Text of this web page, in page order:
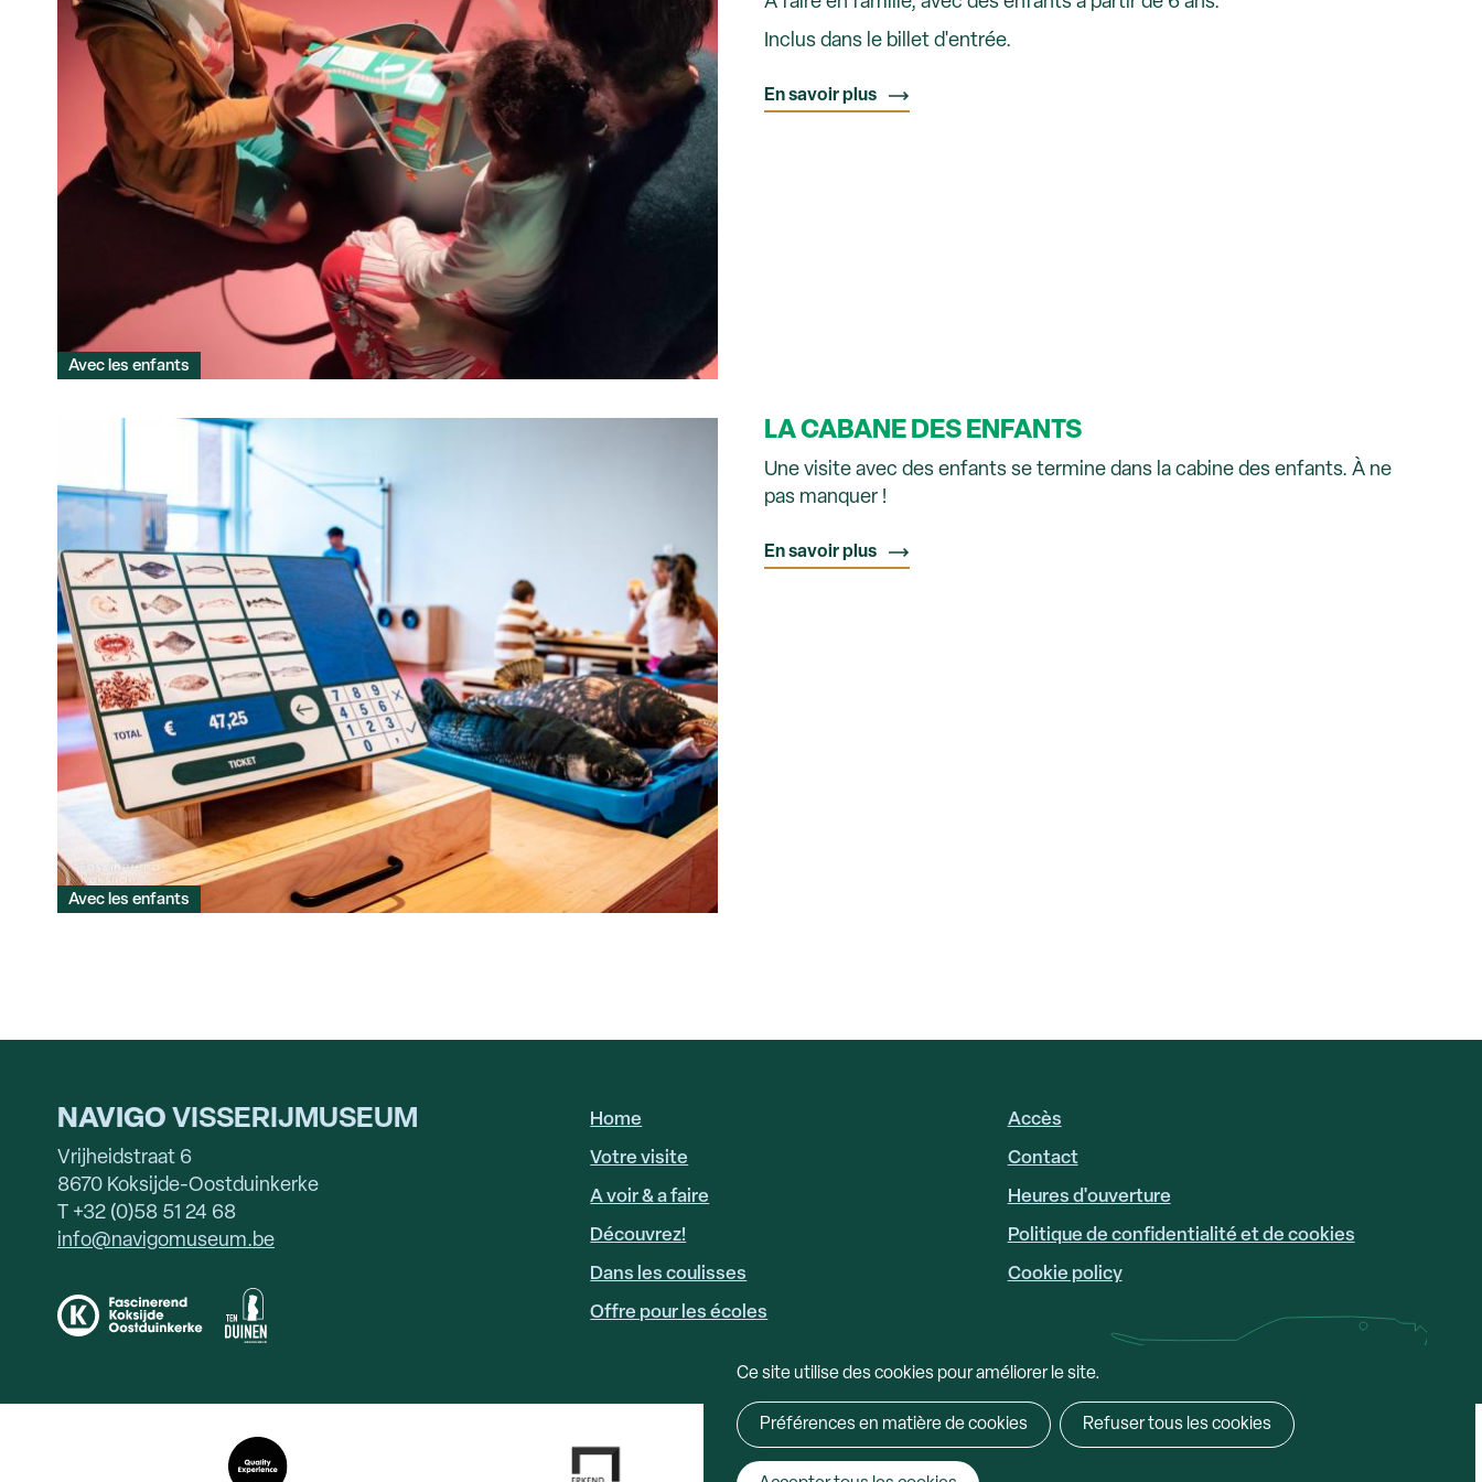
Avec les enfants
Inclus dans le billet d'entrée.
En savoir plus
Avec les enfants
LA CABANE DES ENFANTS
Une visite avec des enfants se termine dans la cabine des enfants. À ne
pas manquer !
En savoir plus
NAVIGO VISSERIJMUSEUM
Vrijheidstraat 6
8670 Koksijde-Oostduinkerke
T +32 (0)58 51 24 68
info@navigomuseum.be
HOOFDNAVIGATIE
FR
Home
Votre visite
A voir & a faire
Découvrez!
Dans les coulisses
Offre pour les écoles
Ce site utilise des cookies pour améliorer le site.
Préférences en matière de cookies Refuser tous les cookies
FOOTER
LINKS
Accès
Contact
Heures d'ouverture
Politique de confidentialité et de cookies
Cookie policy